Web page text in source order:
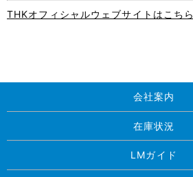
THKオフィシャルウェブサイトはこちら
会社案内
在庫状況
LMガイド